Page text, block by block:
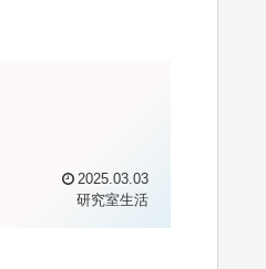
2025.03.03
研究室生活